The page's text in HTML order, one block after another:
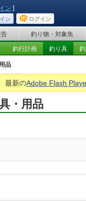
ン ]
ン ログイン
釣り物・対象魚
釣行計画 釣り具
品
最新のAdobe Flash
・用品